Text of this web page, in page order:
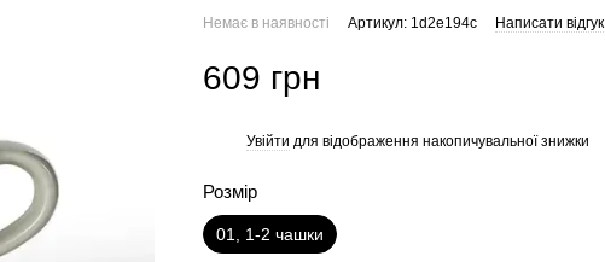
Немає в наявності Артикул: 1d2e194c Написати відгук
609 грн
Увійти для відображення накопичувальної знижки
Розмір
01, 1-2 чашки